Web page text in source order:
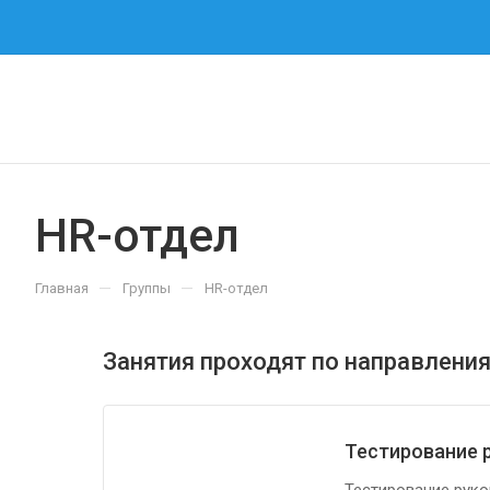
HR-отдел
Главная — Группы — HR-отдел
Занятия проходят по
Тестирование